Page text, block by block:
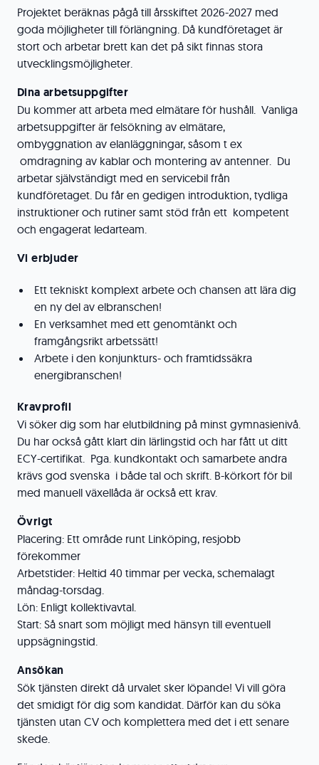
Projektet beräknas pågå till årsskiftet 2026-2027 med
goda möjligheter till förlängning. Då kundföretaget är
stort och arbetar brett kan det på sikt finnas stora
utvecklingsmöjligheter.
Dina arbetsuppgifter
Du kommer att arbeta med elmätare för hushåll. Vanliga
arbetsuppgifter är felsökning av elmätare,
ombyggnation av elanläggningar, såsom t ex
omdragning av kablar och montering av antenner. Du
arbetar självständigt med en servicebil från
kundföretaget. Du får en gedigen introduktion, tydliga
instruktioner och rutiner samt stöd från ett kompetent
och engagerat ledarteam.
Vi erbjuder
Ett tekniskt komplext arbete och chansen att lära dig
en ny del av elbranschen!
En verksamhet med ett genomtänkt och
framgångsrikt arbetssätt!
Arbete i den konjunkturs- och framtidssäkra
energibranschen!
Kravprofil
Vi söker dig som har elutbildning på minst gymnasienivå.
Du har också gått klart din lärlingstid och har fått ut ditt
ECY-certifikat. Pga. kundkontakt och samarbete andra
krävs god svenska i både tal och skrift. B-körkort för bil
med manuell växellåda är också ett krav.
Övrigt
Placering: Ett område runt Linköping, resjobb
förekommer
Arbetstider: Heltid 40 timmar per vecka, schemalagt
måndag-torsdag.
Lön: Enligt kollektivavtal.
Start: Så snart som möjligt med hänsyn till eventuell
uppsägningstid.
Ansökan
Sök tjänsten direkt då urvalet sker löpande! Vi vill göra
det smidigt för dig som kandidat. Därför kan du söka
tjänsten utan CV och komplettera med det i ett senare
skede.